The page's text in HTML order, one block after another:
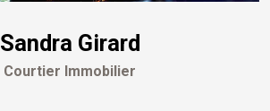
Sandra Girard
Courtier Immobilier